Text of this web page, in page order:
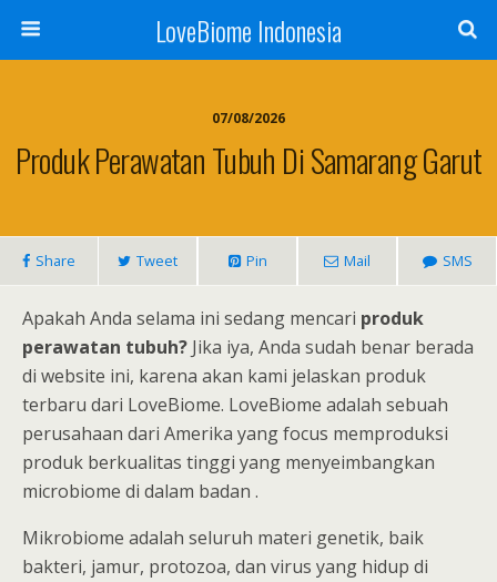
LoveBiome Indonesia
07/08/2026
Produk Perawatan Tubuh Di Samarang Garut
Share Tweet Pin Mail SMS
Apakah Anda selama ini sedang mencari produk
perawatan tubuh? Jika iya, Anda sudah benar berada
di website ini, karena akan kami jelaskan produk
terbaru dari LoveBiome. LoveBiome adalah sebuah
perusahaan dari Amerika yang focus memproduksi
produk berkualitas tinggi yang menyeimbangkan
microbiome di dalam badan .
Mikrobiome adalah seluruh materi genetik, baik
bakteri, jamur, protozoa, dan virus yang hidup di